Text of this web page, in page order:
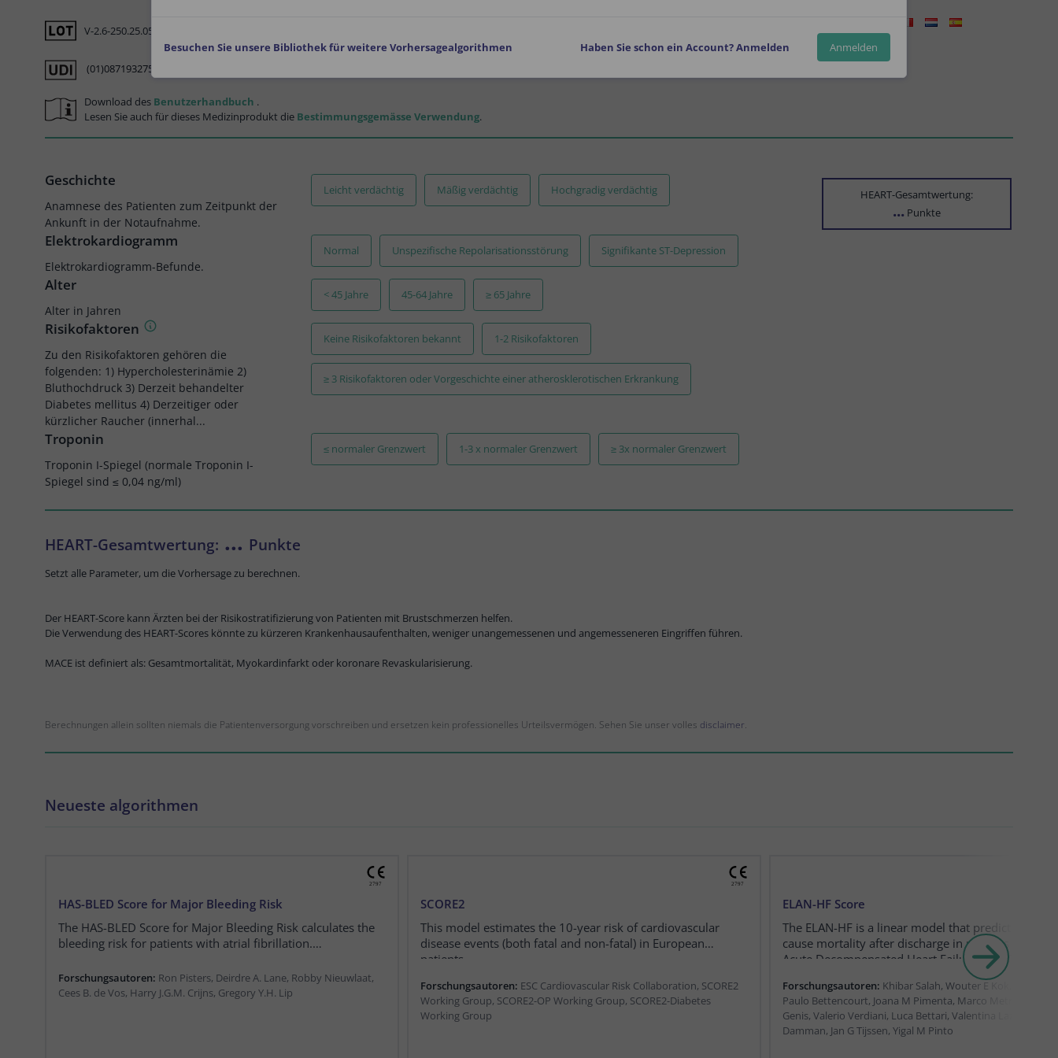
V-2.6-250.25.05.22
(01)08719327522745(8012)v2.6(4326)250522(240)250
Download des Benutzerhandbuch .
Lesen Sie auch für dieses Medizinprodukt die Bestimmungsgemässe Verwendung.
Geschichte
Anamnese des Patienten zum Zeitpunkt der
Ankunft in der Notaufnahme.
Leicht verdächtig Mäßig verdächtig Hochgradig verdächtig
Elektrokardiogramm
Elektrokardiogramm-Befunde.
Normal Unspezifische Repolarisationsstörung Signifikante ST-Depression
Alter
Alter in Jahren
< 45 Jahre 45-64 Jahre ≥ 65 Jahre
Risikofaktoren
Zu den Risikofaktoren gehören die
folgenden: 1) Hypercholesterinämie 2)
Bluthochdruck 3) Derzeit behandelter
Diabetes mellitus 4) Derzeitiger oder
kürzlicher Raucher (innerhal...
Keine Risikofaktoren bekannt 1-2 Risikofaktoren
≥ 3 Risikofaktoren oder Vorgeschichte einer atherosklerotischen Erkrankung
Troponin
Troponin I-Spiegel (normale Troponin I-
Spiegel sind ≤ 0,04 ng/ml)
≤ normaler Grenzwert 1-3 x normaler Grenzwert ≥ 3x normaler Grenzwert
HEART-Gesamtwertung:
... Punkte
HEART-Gesamtwertung: ... Punkte
Setzt alle Parameter, um die Vorhersage zu berechnen.
Der HEART-Score kann Ärzten bei der Risikostratifizierung von Patienten mit Brustschmerzen helfen.
Die Verwendung des HEART-Scores könnte zu kürzeren Krankenhausaufenthalten, weniger unangemessenen und angemesseneren Eingriffen führen.
MACE ist definiert als: Gesamtmortalität, Myokardinfarkt oder koronare Revaskularisierung.
Berechnungen allein sollten niemals die Patientenversorgung vorschreiben und ersetzen kein professionelles Urteilsvermögen. Sehen Sie unser volles disclaimer.
Neueste algorithmen
HAS-BLED Score for Major Bleeding Risk
The HAS-BLED Score for Major Bleeding Risk calculates the
bleeding risk for patients with atrial fibrillation.
Forschungsautoren: Ron Pisters, Deirdre A. Lane, Robby Nieuwlaat,
Cees B. de Vos, Harry J.G.M. Crijns, Gregory Y.H. Lip
SCORE2
This model estimates the 10-year risk of cardiovascular
disease events (both fatal and non-fatal) in European
patients.
Forschungsautoren: ESC Cardiovascular Risk Collaboration, SCORE2
Working Group, SCORE2-OP Working Group, SCORE2-Diabetes
Working Group
ELAN-HF Score
The ELAN-HF is a linear model that predicts 180-
cause mortality after discharge in patients
Acute Decompensated Heart Failure (ADHF), using
demographics, clinical parameters, sodium,
and NT-proBNP measurement, including
proBNP.
Forschungsautoren: Khibar Salah, Wouter E Kok, Luc W
Paulo Bettencourt, Joana M Pimenta, Marco Metra, Antoni
Genis, Valerio Verdiani, Luca Bettari, Valentina Lazzarini,
Damman, Jan G Tijssen, Yigal M Pinto
Besuchen Sie unsere Bibliothek für weitere Vorhersagealgorithmen Haben Sie schon ein Account? Anmelden Anmelden